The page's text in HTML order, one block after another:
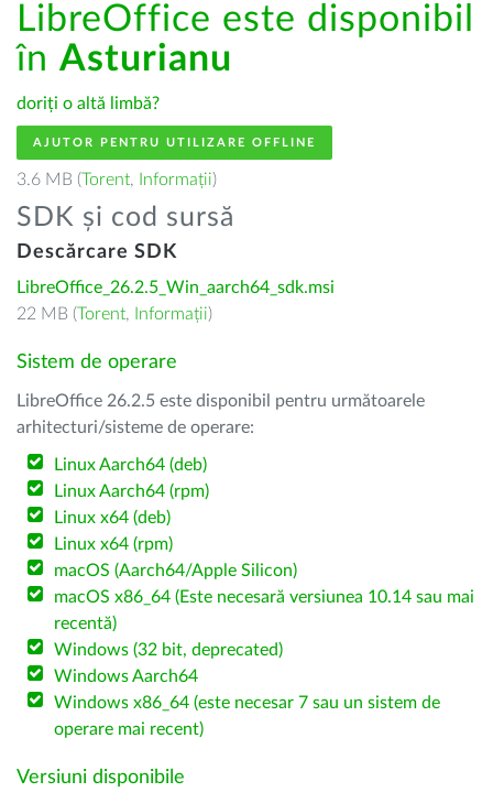
LibreOffice este disponibil
în Asturianu
doriți o altă limbă?
AJUTOR PENTRU UTILIZARE OFFLINE
3.6 MB (Torent, Informații)
SDK și cod sursă
Descărcare SDK
LibreOffice_26.2.5_Win_aarch64_sdk.msi
22 MB (Torent, Informații)
Sistem de operare
LibreOffice 26.2.5 este disponibil pentru următoarele
arhitecturi/sisteme de operare:
Linux Aarch64 (deb)
Linux Aarch64 (rpm)
Linux x64 (deb)
Linux x64 (rpm)
macOS (Aarch64/Apple Silicon)
macOS x86_64 (Este necesară versiunea 10.14 sau mai
recentă)
Windows (32 bit, deprecated)
Windows Aarch64
Windows x86_64 (este necesar 7 sau un sistem de
operare mai recent)
Versiuni disponibile